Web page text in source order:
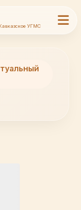
УГМС